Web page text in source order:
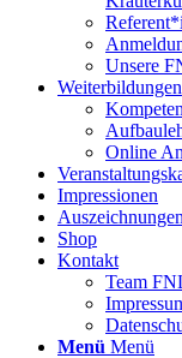
Unsere
Weiterbildungen
Online
Impressionen
Auszeichnungen
Shop
Kontakt
Team
Menü Menü